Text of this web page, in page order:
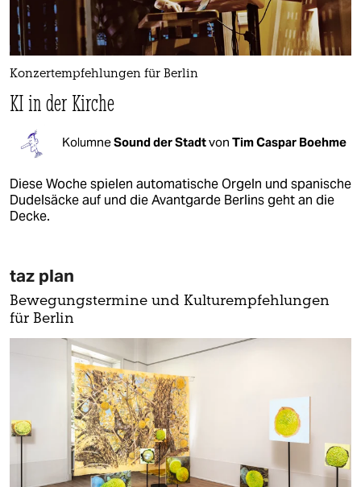
Konzertempfehlungen für Berlin
KI in der Kirche
KolumneSound der Stadtvon Tim Caspar Boehme
Diese Woche spielen automatische Orgeln und spanische
Dudelsäcke auf und die Avantgarde Berlins geht an die
Decke.
taz plan
Bewegungstermine und Kulturempfehlungen
für Berlin